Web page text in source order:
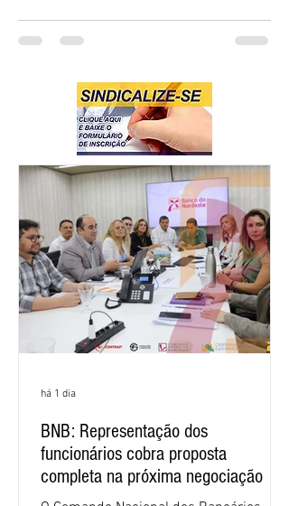
BNB: Representação dos
funcionários cobra proposta
completa na próxima negociação
há 1 dia